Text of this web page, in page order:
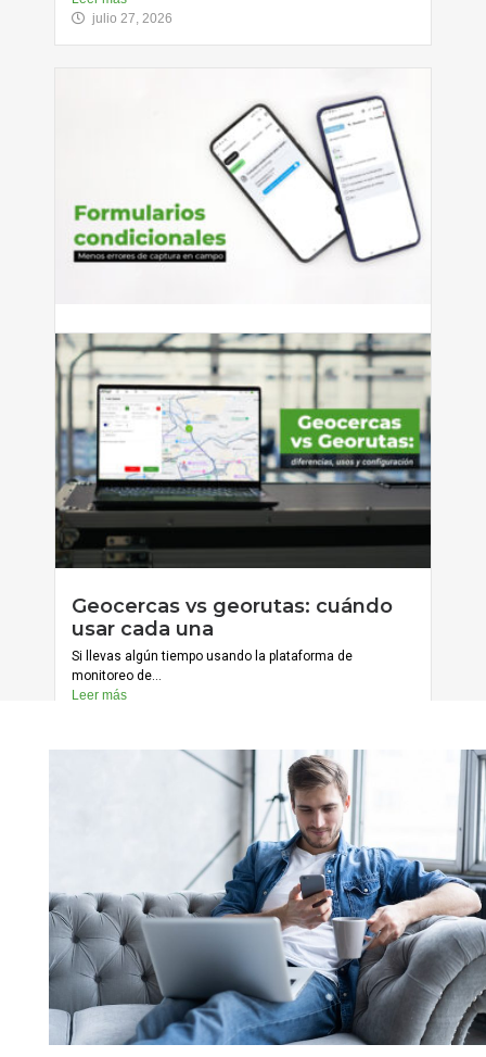
julio 27, 2026
Cómo reducir errores de captura
con formularios condicionales
Si tienes personal que captura información en campo —
ya sean...
Leer más
julio 20, 2026
Geocercas vs georutas: cuándo
usar cada una
Si llevas algún tiempo usando la plataforma de
monitoreo de...
Leer más
Cargar más